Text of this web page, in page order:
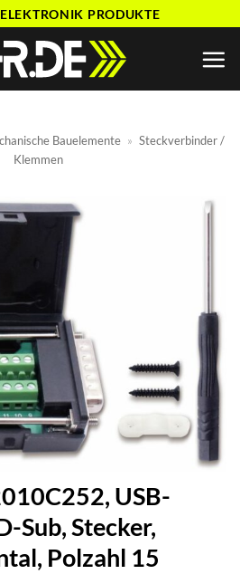
PRODUKTE
Bauelemente » Steckverbinder /
Klemmen
USB-
Sub, Stecker,
Polzahl 15